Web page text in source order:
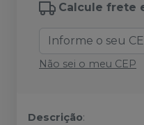
Calcule frete
Não sei o meu CEP
Descrição: